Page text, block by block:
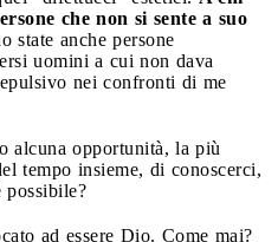
che non si sente a suo
state anche persone
uomini a cui non dava
nei confronti di me
alcuna opportunità, la più
tempo insieme, di conoscerci,
possibile?
ad essere Dio. Come mai?